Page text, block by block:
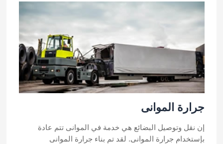
جرارة الموانى
إن نقل وتوصيل البضائع هي خدمة في الموانى تتم عادة
بإستخدام جرارة الموانى. لقد تم بناء جرارة الموانى